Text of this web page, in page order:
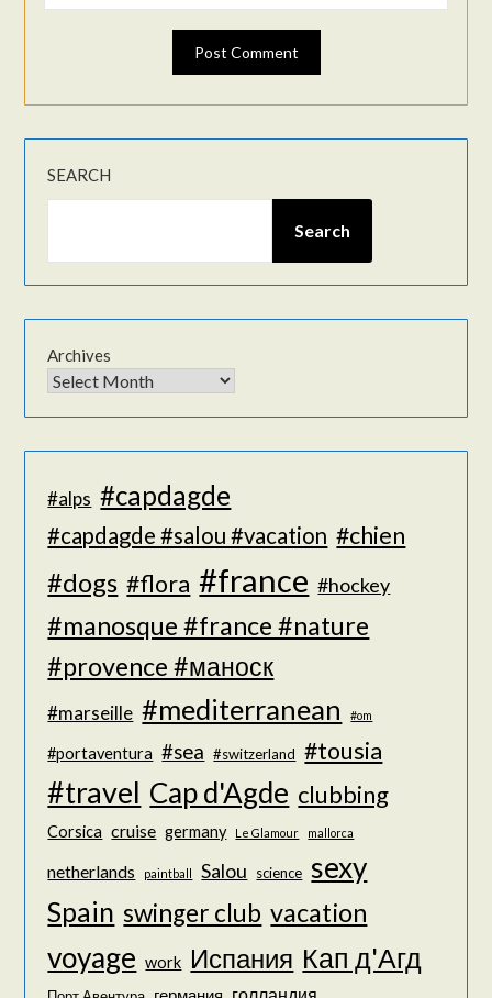
SEARCH
Search
Archives
#alps #capdagde
#capdagde #salou #vacation #chien
#dogs #flora #france #hockey
#manosque #france #nature
#provence #маноск
#marseille #mediterranean #om
#portaventura #sea #switzerland #tousia
#travel Cap d'Agde clubbing
Corsica cruise germany Le Glamour mallorca
netherlands paintball Salou science sexy
Spain swinger club vacation
voyage work Испания Кап д'Агд
голландия